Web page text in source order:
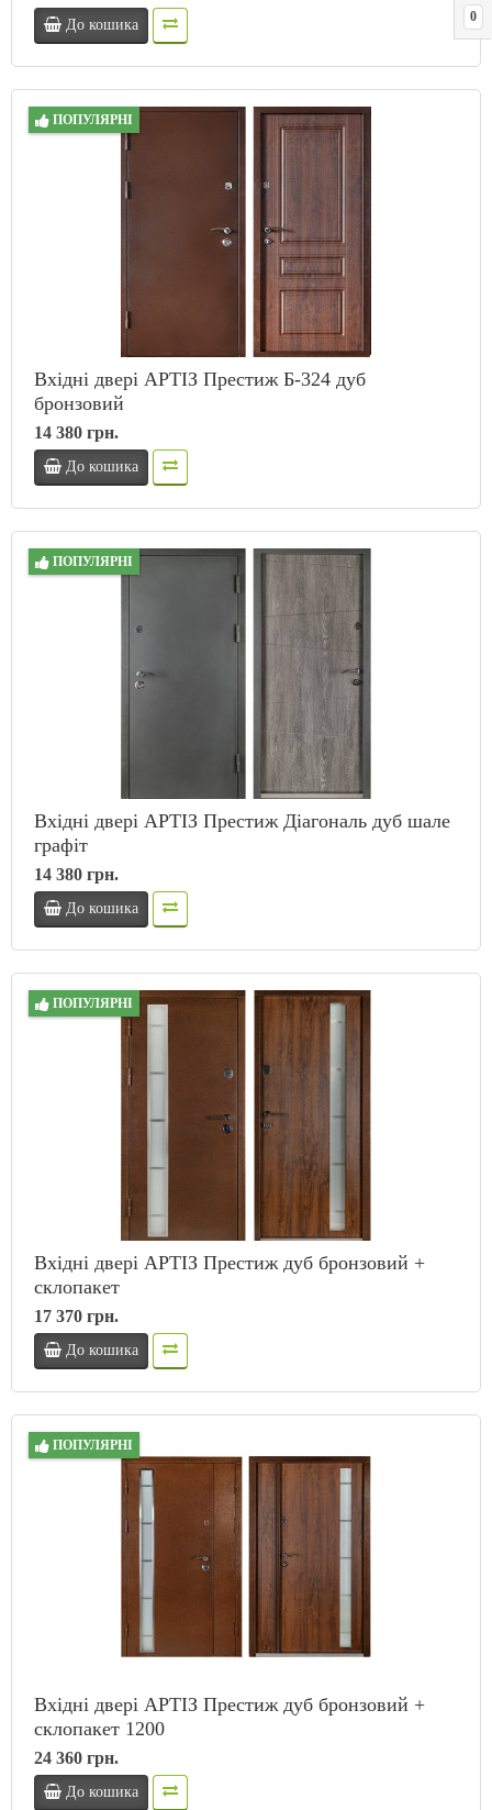
0
До кошика
ПОПУЛЯРНІ
Вхідні двері АРТІЗ Престиж Б-324 дуб
бронзовий
14 380 грн.
До кошика
ПОПУЛЯРНІ
Вхідні двері АРТІЗ Престиж Діагональ дуб шале
графіт
14 380 грн.
До кошика
ПОПУЛЯРНІ
Вхідні двері АРТІЗ Престиж дуб бронзовий +
склопакет
17 370 грн.
До кошика
ПОПУЛЯРНІ
Вхідні двері АРТІЗ Престиж дуб бронзовий +
склопакет 1200
24 360 грн.
До кошика